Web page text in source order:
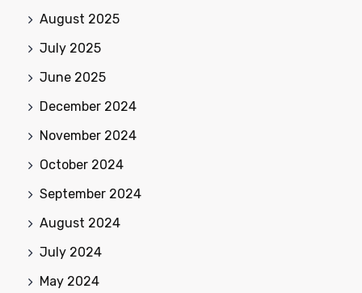
August 2025
July 2025
June 2025
December 2024
November 2024
October 2024
September 2024
August 2024
July 2024
May 2024